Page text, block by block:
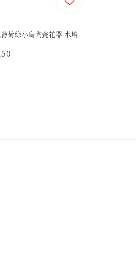
薄荷綠小鳥陶瓷花器 水培